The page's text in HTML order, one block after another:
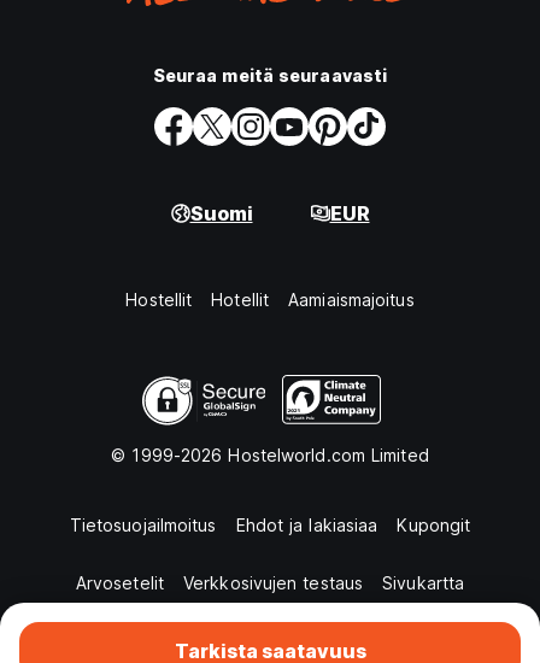
Tarkista saatavuus
Seuraa meitä seuraavasti
Suomi EUR
Hostellit Hotellit Aamiaismajoitus
© 1999-2026 Hostelworld.com Limited
Tietosuojailmoitus Ehdot ja lakiasiaa Kupongit
Arvosetelit Verkkosivujen testaus Sivukartta